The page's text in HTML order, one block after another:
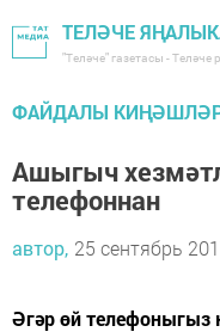
ТЕЛӘЧЕ
"Теләче" газетасы - Теләче
ФАЙДАЛЫ
Ашыгыч
телефоннан
автор, 25 сентябрь
Әгәр өй